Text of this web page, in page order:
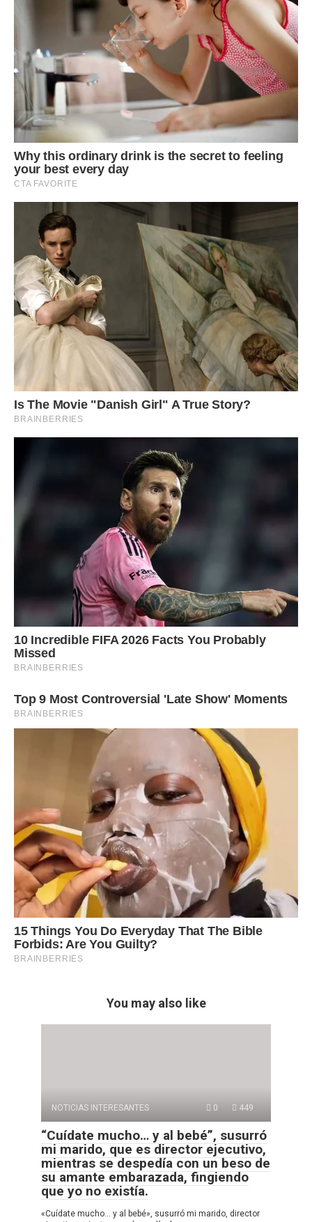
You may also like
NOTICIAS INTERESANTES 0 449
“Cuídate mucho… y al bebé”, susurró
mi marido, que es director ejecutivo,
mientras se despedía con un beso de
su amante embarazada, fingiendo
que yo no existía.
«Cuídate mucho… y al bebé», susurró mi marido, director